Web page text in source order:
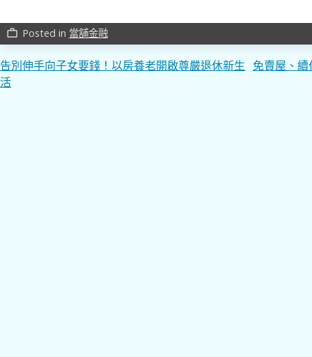
work_outline Posted in 當舖金融
文
章
告別伸手向子女要錢！以房養老開啟尊嚴退休新生
活
免賣屋、